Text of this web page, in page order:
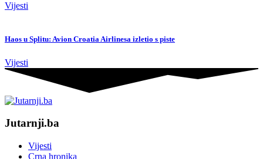
Vijesti
Haos u Splitu: Avion Croatia Airlinesa izletio s piste
Vijesti
Jutarnji.ba
Vijesti
Crna hronika